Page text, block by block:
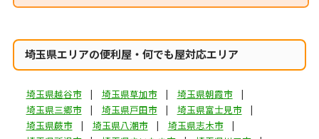
埼玉県エリアの便利屋・何でも屋対応エリア
埼玉県越谷市 埼玉県草加市
埼玉県朝霞市
埼玉県三郷市
埼玉県戸田市
埼玉県富士見市
埼玉県蕨市
埼玉県八潮市
埼玉県志木市